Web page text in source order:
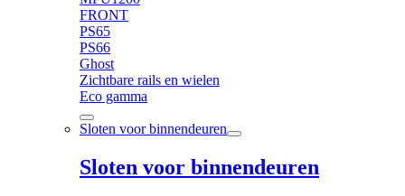
FRONT
PS65
PS66
Ghost
Zichtbare rails en wielen
Eco gamma
Sloten voor binnendeuren
Sloten voor binnendeuren